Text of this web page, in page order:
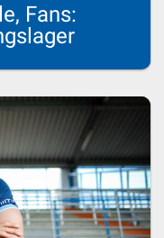
Fans: